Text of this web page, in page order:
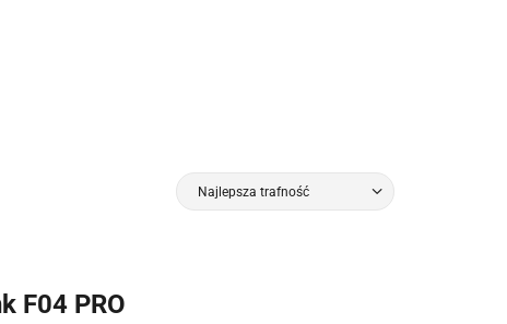
Najlepsza trafność
F04 PRO